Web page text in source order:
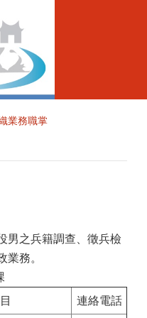
業務職掌
男之兵籍調查、徵兵檢
業務。
連絡電話